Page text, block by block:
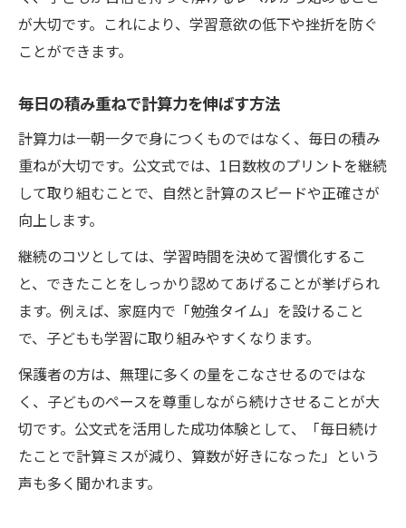
が大切です。これにより、学習意欲の低下や挫折を防ぐ
ことができます。
毎日の積み重ねで計算力を伸ばす方法
計算力は一朝一夕で身につくものではなく、毎日の積み
重ねが大切です。公文式では、1日数枚のプリントを継続
して取り組むことで、自然と計算のスピードや正確さが
向上します。
継続のコツとしては、学習時間を決めて習慣化するこ
と、できたことをしっかり認めてあげることが挙げられ
ます。例えば、家庭内で「勉強タイム」を設けること
で、子どもも学習に取り組みやすくなります。
保護者の方は、無理に多くの量をこなさせるのではな
く、子どものペースを尊重しながら続けさせることが大
切です。公文式を活用した成功体験として、「毎日続け
たことで計算ミスが減り、算数が好きになった」という
声も多く聞かれます。